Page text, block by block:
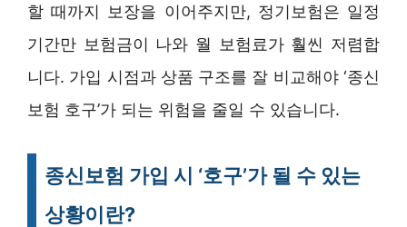
할 때까지 보장을 이어주지만, 정기보험은 일정
기간만 보험금이 나와 월 보험료가 훨씬 저렴합
니다. 가입 시점과 상품 구조를 잘 비교해야 ‘종신
보험 호구’가 되는 위험을 줄일 수 있습니다.
종신보험 가입 시 ‘호구’가 될 수 있는
상황이란?